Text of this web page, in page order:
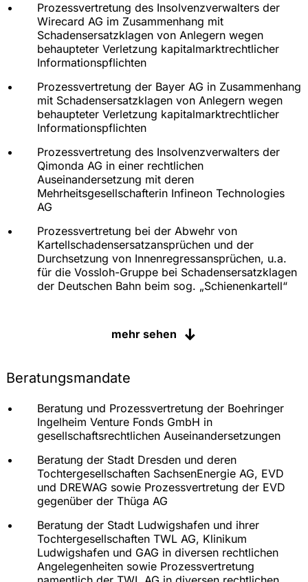
Prozessvertretung des Insolvenzverwalters der
Wirecard AG im Zusammenhang mit
Schadensersatzklagen von Anlegern wegen
behaupteter Verletzung kapitalmarktrechtlicher
Informationspflichten
Prozessvertretung der Bayer AG in Zusammenhang
mit Schadensersatzklagen von Anlegern wegen
behaupteter Verletzung kapitalmarktrechtlicher
Informationspflichten
Prozessvertretung des Insolvenzverwalters der
Qimonda AG in einer rechtlichen
Auseinandersetzung mit deren
Mehrheitsgesellschafterin Infineon Technologies
AG
Prozessvertretung bei der Abwehr von
Kartellschadensersatzansprüchen und der
Durchsetzung von Innenregressansprüchen, u.a.
für die Vossloh-Gruppe bei Schadensersatzklagen
der Deutschen Bahn beim sog. „Schienenkartell“
Prozessvertretung der GLOBUS-Gruppe in
Prozessvertretung der Axel Springer AG in
diversen gesellschaftsrechtlichen
Auseinandersetzungen
Prozessvertretung der Daimler AG in einer Vielzahl
von Schiedsverfahren und rechtlichen
Auseinandersetzungen vor den ordentlichen
Gerichten, u.a. in gesellschaftsrechtlichen
Auseinandersetzungen die Dornier GmbH
betreffend und mit den D&O-Versicherern der
Daimler-Gruppe
Prozessvertretung der MLP AG im Zusammenhang
mit Schadensersatzklagen von Anlegern wegen
behaupteter Verletzung von kapitalmarktrechtlicher
Informationspflichten sowie in dem
mehr sehen
Beratungsmandate
Beratung und Prozessvertretung der Boehringer
Ingelheim Venture Fonds GmbH in
gesellschaftsrechtlichen Auseinandersetzungen
Beratung der Stadt Dresden und deren
Tochtergesellschaften SachsenEnergie AG, EVD
und DREWAG sowie Prozessvertretung der EVD
gegenüber der Thüga AG
Beratung der Stadt Ludwigshafen und ihrer
Tochtergesellschaften TWL AG, Klinikum
Ludwigshafen und GAG in diversen rechtlichen
Angelegenheiten sowie Prozessvertretung